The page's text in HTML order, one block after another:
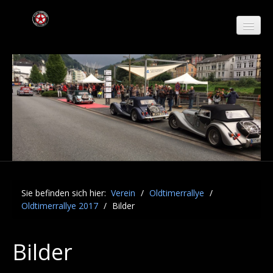
Verein
Abteilungen
Oldtimerrallye
Oldtimerrallye 2016
Oldtimerrallye 2015
Oldtimerrallye 2017
WPs
Sie befinden sich hier: Verein / Oldtimerrallye /
Oldtimerrallye 2017 / Bilder
Bilder